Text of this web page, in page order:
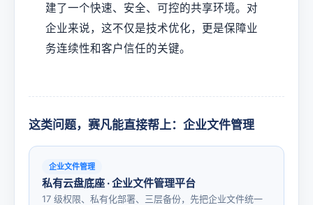
建了一个快速、安全、可控的共享环境。对
企业来说，这不仅是技术优化，更是保障业
务连续性和客户信任的关键。
这类问题，赛凡能直接帮上：企业文件管理
企业文件管理
私有云盘底座 · 企业文件管理平台
17 级权限、私有化部署、三层备份，先把企业文件统一